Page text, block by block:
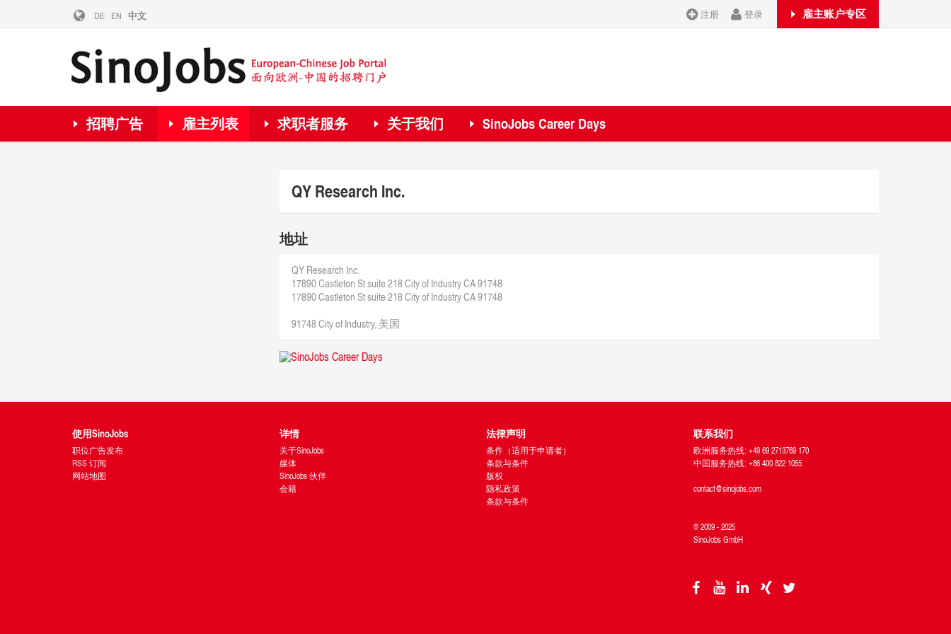
招聘广告 雇主列表 求职者服务 关于我们 SinoJobs Career Days
雇主账户专区
注册 登录
DE EN 中文
QY Research Inc.
地址
QY Research Inc.
17890 Castleton St suite 218 City of Industry CA 91748
17890 Castleton St suite 218 City of Industry CA 91748
91748 City of Industry, 美国
使用SinoJobs
职位广告发布
RSS 订阅
网站地图
详情
关于SinoJobs
媒体
SinoJobs 伙伴
会籍
法律声明
条件（适用于申请者）
条款与条件
版权
隐私政策
条款与条件
联系我们
欧洲服务热线: +49 69 2713769 170
中国服务热线: +86 400 822 1055
contact@sinojobs.com
© 2009 - 2025
SinoJobs GmbH